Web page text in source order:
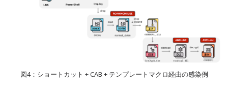
図4：ショートカット + CAB + テンプレートマクロ経由の感染例